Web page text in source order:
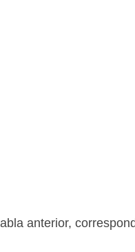
anterior,